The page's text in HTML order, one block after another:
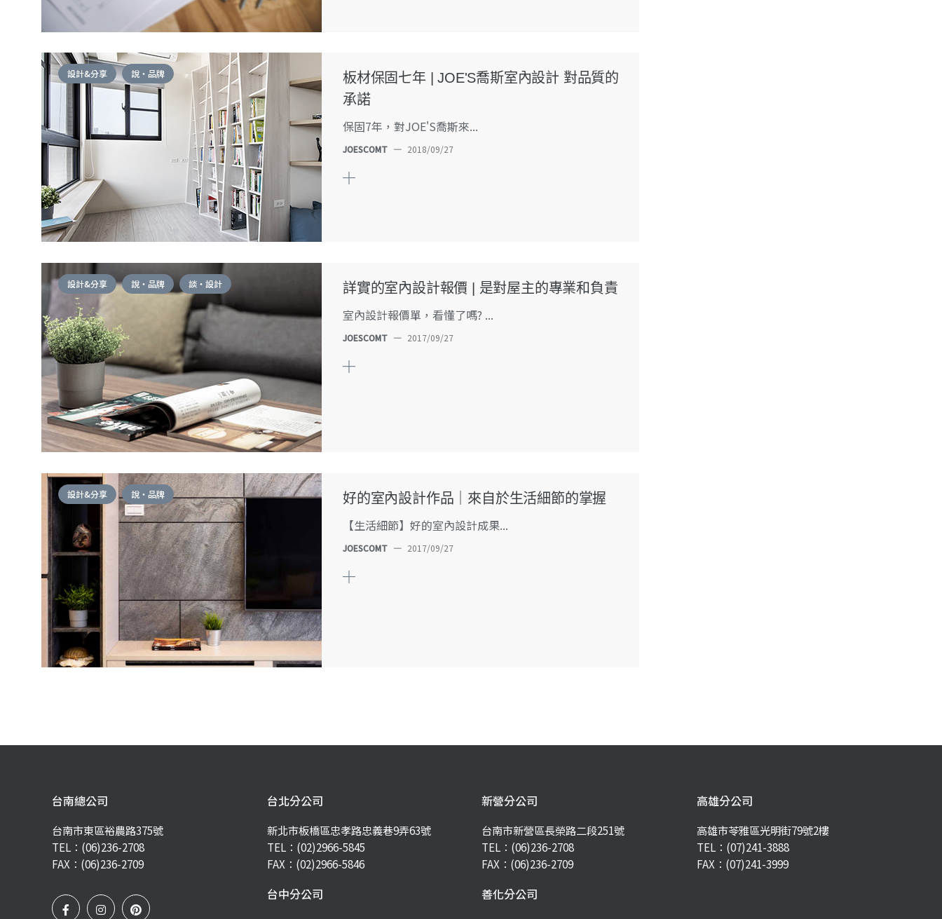
設計&分享 說・品牌
板材保固七年 | JOE'S喬斯室內設計 對品質的
承諾
保固7年，對JOE'S喬斯來...
JOESCOMT — 2018/09/27
設計&分享 說・品牌 談・設計 詳實的室內設計報價 | 是對屋主的專業和負責
室內設計報價單，看懂了嗎? ...
JOESCOMT — 2017/09/27
設計&分享 說・品牌 好的室內設計作品｜來自於生活細節的掌握
【生活細節】好的室內設計成果...
JOESCOMT — 2017/09/27
台南總公司
台南市東區裕農路375號
TEL： (06)236-2708
FAX：(06)236-2709
台北分公司
新北市板橋區忠孝路忠義巷9弄63號
TEL： (02)2966-5845
FAX：(02)2966-5846
台中分公司
新營分公司
台南市新營區長榮路二段251號
TEL： (06)236-2708
FAX：(06)236-2709
善化分公司
高雄分公司
高雄市苓雅區光明街79號2樓
TEL： (07)241-3888
FAX：(07)241-3999